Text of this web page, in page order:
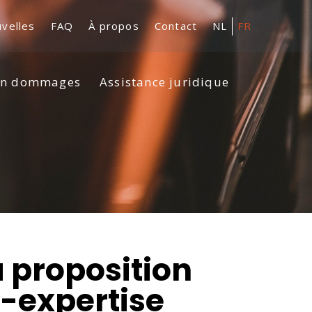
FAQ À propos Contact NL FR
dommages Assistance juridique
proposition
expertise